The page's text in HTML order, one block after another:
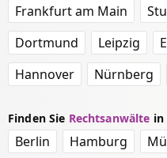
Frankfurt am Main
Dortmund
Leipzig
Hannover
Nürnberg
Finden Sie Rechtsanwälte in
Berlin Hamburg